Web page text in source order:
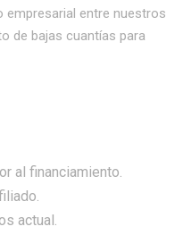
empresarial entre nuestros
de bajas cuantías para
al financiamiento.
actual.